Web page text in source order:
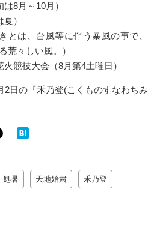
8月～10月）
）
は、台風等に伴う暴風の事で、
荒々しい風。）
競技大会（8月第4土曜日）
2日の『禾乃登(こくものすなわちみ
処暑 天地始粛 禾乃登